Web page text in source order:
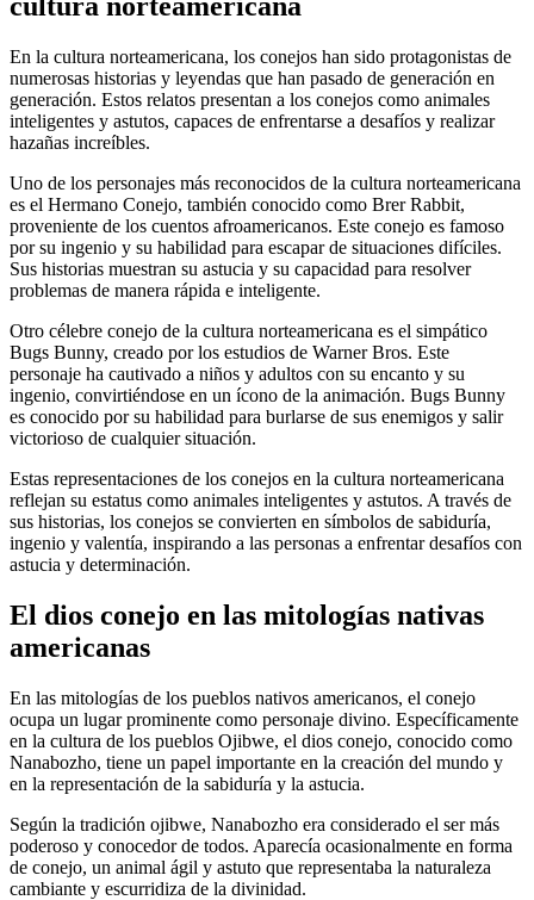
En la cultura norteamericana, los conejos han sido protagonistas de
numerosas historias y leyendas que han pasado de generación en
generación. Estos relatos presentan a los conejos como animales
inteligentes y astutos, capaces de enfrentarse a desafíos y realizar
hazañas increíbles.
Uno de los personajes más reconocidos de la cultura norteamericana
es el Hermano Conejo, también conocido como Brer Rabbit,
proveniente de los cuentos afroamericanos. Este conejo es famoso
por su ingenio y su habilidad para escapar de situaciones difíciles.
Sus historias muestran su astucia y su capacidad para resolver
problemas de manera rápida e inteligente.
Otro célebre conejo de la cultura norteamericana es el simpático
Bugs Bunny, creado por los estudios de Warner Bros. Este
personaje ha cautivado a niños y adultos con su encanto y su
ingenio, convirtiéndose en un ícono de la animación. Bugs Bunny
es conocido por su habilidad para burlarse de sus enemigos y salir
victorioso de cualquier situación.
Estas representaciones de los conejos en la cultura norteamericana
reflejan su estatus como animales inteligentes y astutos. A través de
sus historias, los conejos se convierten en símbolos de sabiduría,
ingenio y valentía, inspirando a las personas a enfrentar desafíos con
astucia y determinación.
El dios conejo en las mitologías nativas
americanas
En las mitologías de los pueblos nativos americanos, el conejo
ocupa un lugar prominente como personaje divino. Específicamente
en la cultura de los pueblos Ojibwe, el dios conejo, conocido como
Nanabozho, tiene un papel importante en la creación del mundo y
en la representación de la sabiduría y la astucia.
Según la tradición ojibwe, Nanabozho era considerado el ser más
poderoso y conocedor de todos. Aparecía ocasionalmente en forma
de conejo, un animal ágil y astuto que representaba la naturaleza
cambiante y escurridiza de la divinidad.